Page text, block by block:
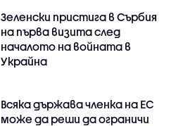
Зеленски пристига в Сърбия
на първа визита след
началото на войната в
Украйна
Всяка държава членка на ЕС
може да реши да ограничи